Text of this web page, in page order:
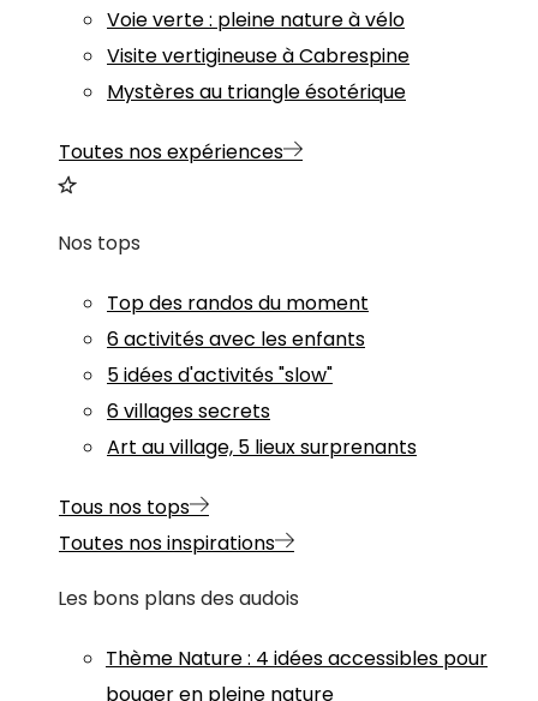
Voie verte : pleine nature à vélo
Visite vertigineuse à Cabrespine
Mystères au triangle ésotérique
Toutes nos expériences
Nos tops
Top des randos du moment
6 activités avec les enfants
5 idées d'activités "slow"
6 villages secrets
Art au village, 5 lieux surprenants
Tous nos tops
Toutes nos inspirations
Les bons plans des audois
Thème Nature: 4 idées accessibles pour
bouger en pleine nature